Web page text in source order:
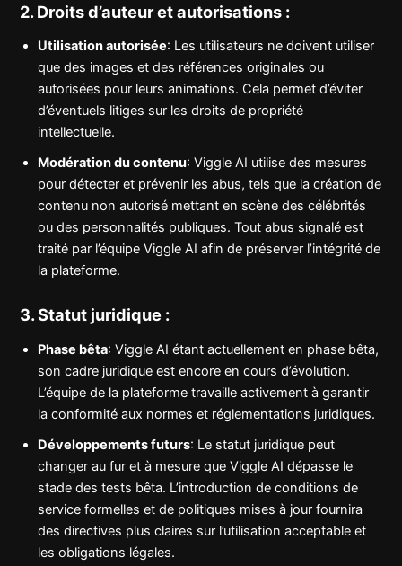
2. Droits d’auteur et autorisations :
Utilisation autorisée: Les utilisateurs ne doivent utiliser
que des images et des références originales ou
autorisées pour leurs animations. Cela permet d’éviter
d’éventuels litiges sur les droits de propriété
intellectuelle.
Modération du contenu: Viggle AI utilise des mesures
pour détecter et prévenir les abus, tels que la création de
contenu non autorisé mettant en scène des célébrités
ou des personnalités publiques. Tout abus signalé est
traité par l’équipe Viggle AI afin de préserver l’intégrité de
la plateforme.
3. Statut juridique :
Phase bêta: Viggle AI étant actuellement en phase bêta,
son cadre juridique est encore en cours d’évolution.
L’équipe de la plateforme travaille activement à garantir
la conformité aux normes et réglementations juridiques.
Développements futurs: Le statut juridique peut
changer au fur et à mesure que Viggle AI dépasse le
stade des tests bêta. L’introduction de conditions de
service formelles et de politiques mises à jour fournira
des directives plus claires sur l’utilisation acceptable et
les obligations légales.